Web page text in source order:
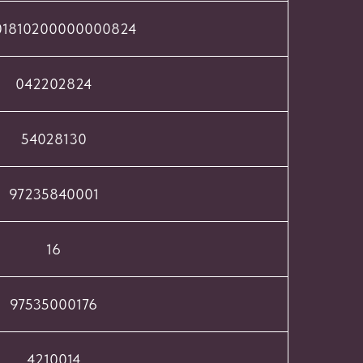
042202824
54028130
97235840001
16
97535000176
4210014